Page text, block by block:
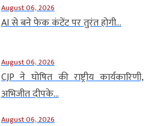
August 06, 2026
AI से बने फेक कंटेंट पर तुरंत होगी...
August 06, 2026
CJP ने घोषित की राष्ट्रीय कार्यकारिणी,
अभिजीत दीपके...
August 06, 2026